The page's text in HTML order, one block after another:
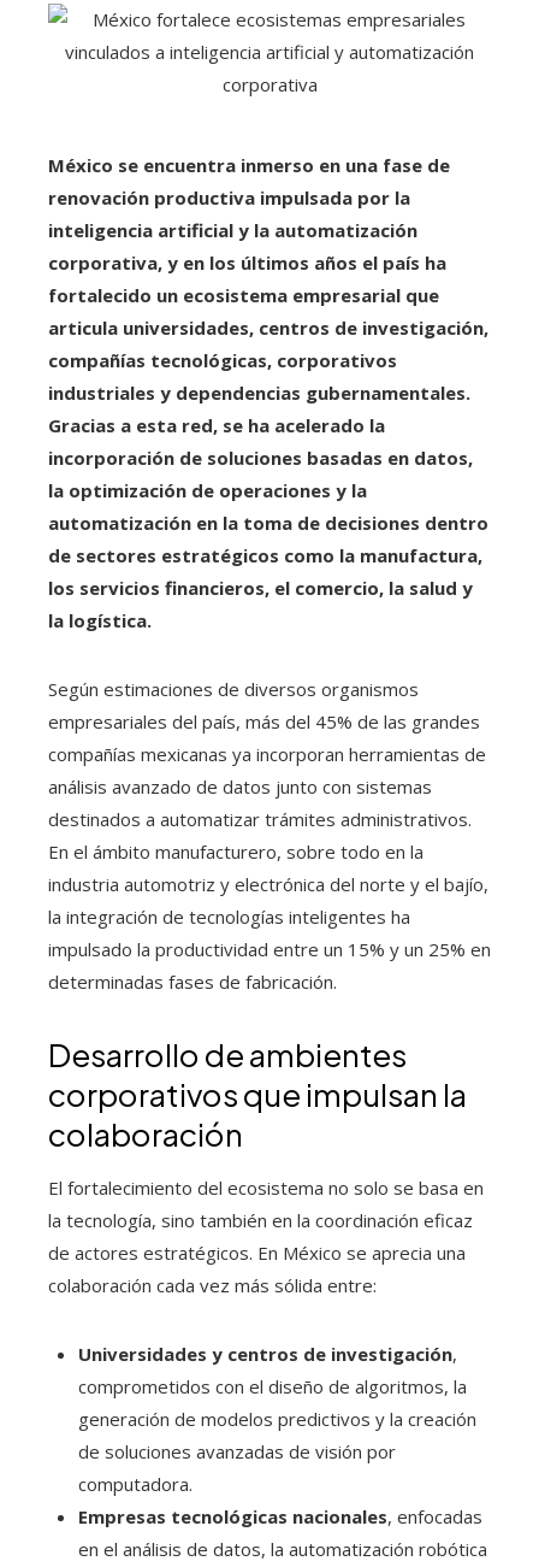
México se encuentra inmerso en una fase de
renovación productiva impulsada por la
inteligencia artificial y la automatización
corporativa, y en los últimos años el país ha
fortalecido un ecosistema empresarial que
articula universidades, centros de investigación,
compañías tecnológicas, corporativos
industriales y dependencias gubernamentales.
Gracias a esta red, se ha acelerado la
incorporación de soluciones basadas en datos,
la optimización de operaciones y la
automatización en la toma de decisiones dentro
de sectores estratégicos como la manufactura,
los servicios financieros, el comercio, la salud y
la logística.
Según estimaciones de diversos organismos
empresariales del país, más del 45% de las grandes
compañías mexicanas ya incorporan herramientas de
análisis avanzado de datos junto con sistemas
destinados a automatizar trámites administrativos.
En el ámbito manufacturero, sobre todo en la
industria automotriz y electrónica del norte y el bajío,
la integración de tecnologías inteligentes ha
impulsado la productividad entre un 15% y un 25% en
determinadas fases de fabricación.
Desarrollo de ambientes
corporativos que impulsan la
colaboración
El fortalecimiento del ecosistema no solo se basa en
la tecnología, sino también en la coordinación eficaz
de actores estratégicos. En México se aprecia una
colaboración cada vez más sólida entre:
Universidades y centros de investigación,
comprometidos con el diseño de algoritmos, la
generación de modelos predictivos y la creación
de soluciones avanzadas de visión por
computadora.
Empresas tecnológicas nacionales, enfocadas
en el análisis de datos, la automatización robótica